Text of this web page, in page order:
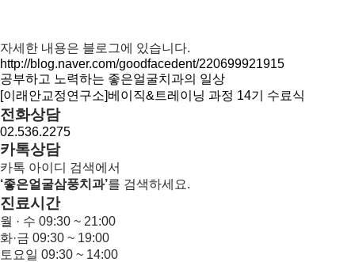
자세한 내용은 블로그에 있습니다.
http://blog.naver.com/goodfacedent/220699921915
공부하고 노력하는 좋은얼굴치과의 일상
[이래안교정연구소]베이직&트레이닝 과정 14기 수료식
전화상담
02.536.2275
카톡상담
카톡 아이디 검색에서
‘좋은얼굴삼풍치과’를 검색하세요.
진료시간
월 · 수 09:30 ~ 21:00
화·금 09:30 ~ 19:00
토요일 09:30 ~ 14:00